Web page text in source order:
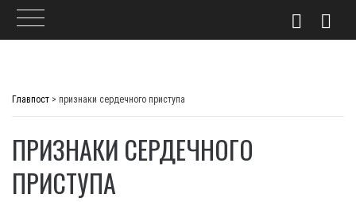
Главпост > признаки сердечного приступа
ПРИЗНАКИ СЕРДЕЧНОГО
ПРИСТУПА